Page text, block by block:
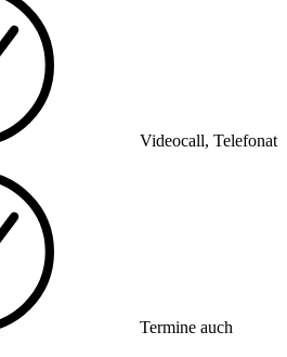
Videocall, Telefonat
Termine auch